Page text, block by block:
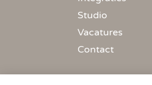
Studio
Vacatures
Contact